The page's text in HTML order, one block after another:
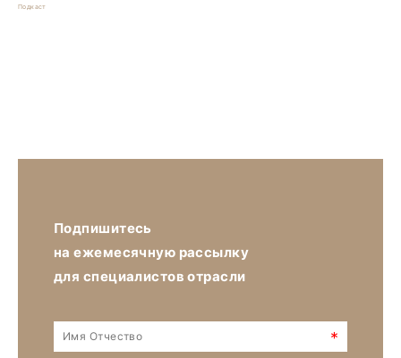
Подкаст
Подпишитесь
на ежемесячную рассылку
для специалистов отрасли
*